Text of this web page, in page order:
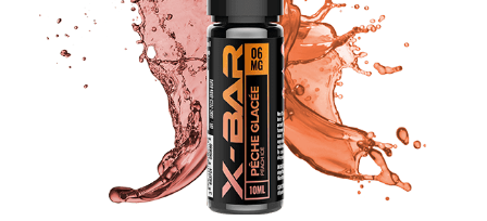
FOIRE AUX QUESTIONS
DEVENIR REVENDEUR